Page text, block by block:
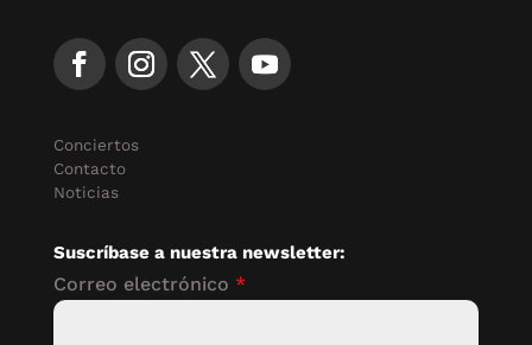
Conciertos
Contacto
Noticias
Suscríbase a nuestra newsletter:
Correo electrónico *